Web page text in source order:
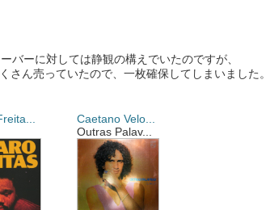
バーに対しては静観の構えでいたのですが、
さん売っていたので、一枚確保してしまいました。
Caetano Velo...
Outras Palav...